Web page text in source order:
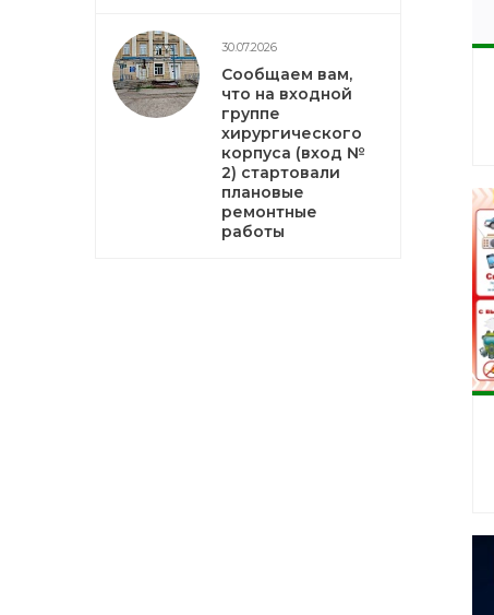
30.07.2026
Сообщаем вам,
что на входной
группе
хирургического
корпуса (вход №
2) стартовали
плановые
ремонтные
работы